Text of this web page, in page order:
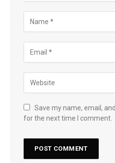
Save my name, email,
for the next time I comment.